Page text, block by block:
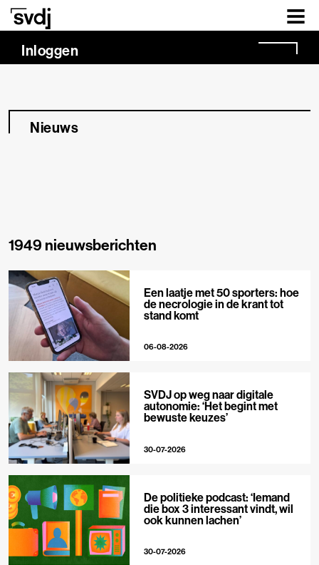
Naar hoofdinhoud
Inloggen
Nieuws
1949 nieuwsberichten
Een laatje met 50 sporters: hoe
de necrologie in de krant tot
stand komt
06-08-2026
SVDJ op weg naar digitale
autonomie: ‘Het begint met
bewuste keuzes’
30-07-2026
De politieke podcast: ‘Iemand
die box 3 interessant vindt, wil
ook kunnen lachen’
30-07-2026